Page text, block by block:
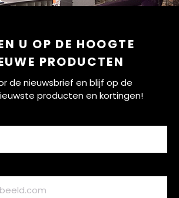
U OP DE HOOGTE
PRODUCTEN
de nieuwsbrief en blijf op de
producten en kortingen!